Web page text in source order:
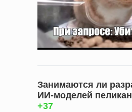
Занимаются ли
ИИ‑моделей
+37